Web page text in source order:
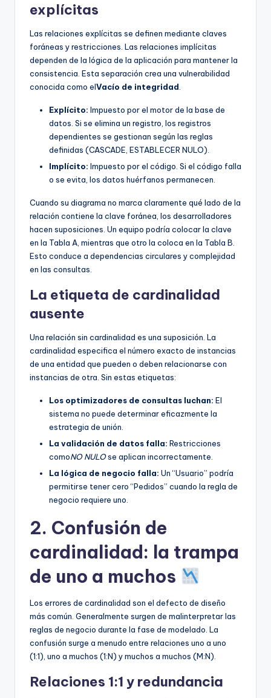
explícitas
Las relaciones explícitas se definen mediante claves
foráneas y restricciones. Las relaciones implícitas
dependen de la lógica de la aplicación para mantener la
consistencia. Esta separación crea una vulnerabilidad
conocida como elVacío de integridad
Explícito: Impuesto por el motor de la base de
datos. Si se elimina un registro, los registros
dependientes se gestionan según las reglas
definidas (CASCADE, ESTABLECER NULO).
Implícito: Impuesto por el código. Si el código falla
o se evita, los datos huérfanos permanecen.
Cuando su diagrama no marca claramente qué lado de la
relación contiene la clave foránea, los desarrolladores
hacen suposiciones. Un equipo podría colocar la clave
en la Tabla A, mientras que otro la coloca en la Tabla B.
Esto conduce a dependencias circulares y complejidad
en las consultas.
La etiqueta de cardinalidad
ausente
Una relación sin cardinalidad es una suposición. La
cardinalidad especifica el número exacto de instancias
de una entidad que pueden o deben relacionarse con
instancias de otra. Sin estas etiquetas:
Los optimizadores de consultas luchan: El
sistema no puede determinar eficazmente la
estrategia de unión.
La validación de datos falla: Restricciones
comoNO NULOse aplican incorrectamente.
La lógica de negocio falla: Un “Usuario” podría
permitirse tener cero “Pedidos” cuando la regla de
negocio requiere uno.
2. Confusión de
cardinalidad: la trampa
de uno a muchos
Los errores de cardinalidad son el defecto de diseño
más común. Generalmente surgen de malinterpretar las
reglas de negocio durante la fase de modelado. La
confusión surge a menudo entre relaciones uno a uno
(1:1), uno a muchos (1:N) y muchos a muchos (M:N).
Relaciones 1:1 y redundancia